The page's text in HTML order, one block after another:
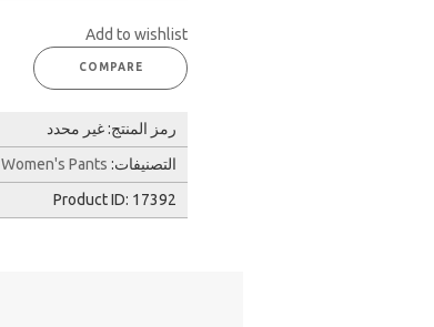
44
أوميجا
سي
-
PANT
-
Add to wishlist
COMPARE
رمز المنتج:غير محدد
التصنيفات: Women's Pants
Product ID: 17392